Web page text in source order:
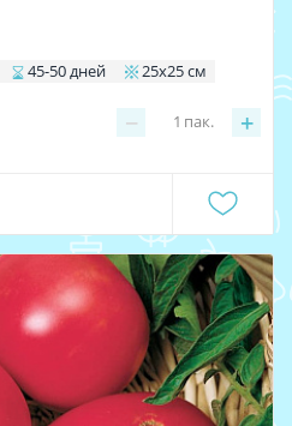
45-50 дней 25х25 см
− +
1 пак.